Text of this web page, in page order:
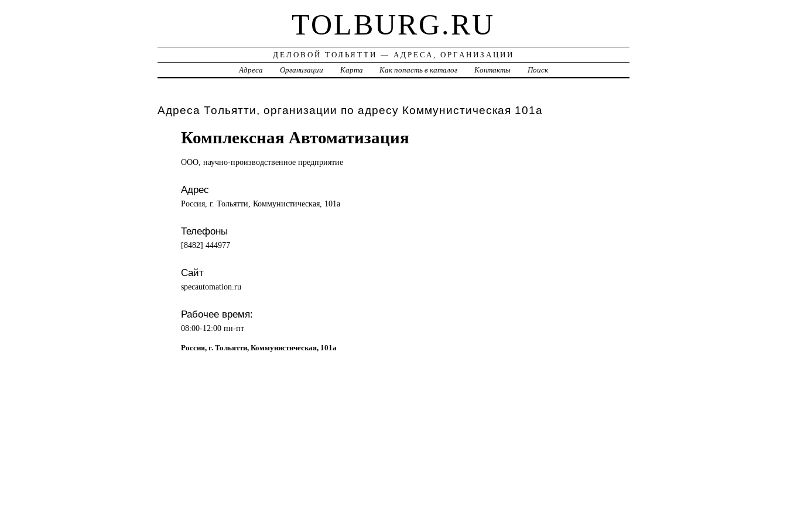
TOLBURG.RU
ДЕЛОВОЙ ТОЛЬЯТТИ — АДРЕСА, ОРГАНИЗАЦИИ
Адреса
Организации Карта Как попасть в каталог Контакты Поиск
Адреса Тольятти, организации по адресу Коммунистическая 101а
Комплексная Автоматизация
ООО, научно-производственное предприятие
Адрес
Россия, г. Тольятти, Коммунистическая, 101а
Телефоны
[8482] 444977
Сайт
specautomation.ru
Рабочее время:
08:00-12:00 пн-пт
Россия, г. Тольятти, Коммунистическая, 101а